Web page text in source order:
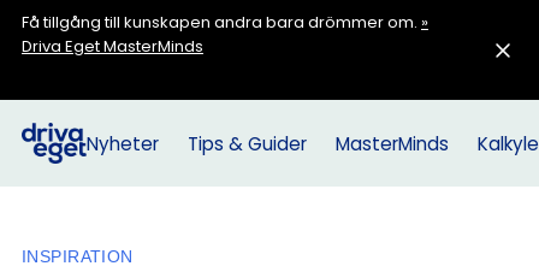
Få tillgång till kunskapen andra bara drömmer om. »
Driva Eget MasterMinds
Nyheter Tips & Guider MasterMinds
INSPIRATION